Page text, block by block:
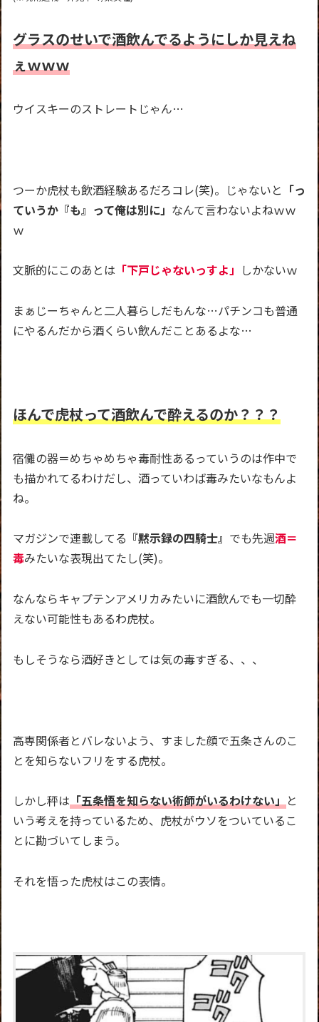
グラスのせいで酒飲んでるようにしか見えね
ぇｗｗｗ
ウイスキーのストレートじゃん…
つーか虎杖も飲酒経験あるだろコレ(笑)。じゃないと 「っ
ていうか『も』って俺は別に」 なんて言わないよねｗｗ
ｗ
文脈的にこのあとは 「下戸じゃないっすよ」 しかないｗ
まぁじーちゃんと二人暮らしだもんな…パチンコも普通
にやるんだから酒くらい飲んだことあるよな…
ほんで虎杖って酒飲んで酔えるのか？？？
宿儺の器＝めちゃめちゃ毒耐性あるっていうのは作中で
も描かれてるわけだし、酒っていわば毒みたいなもんよ
ね。
マガジンで連載してる 『黙示録の四騎士』 でも先週酒＝
毒みたいな表現出てたし(笑)。
なんならキャプテンアメリカみたいに酒飲んでも一切酔
えない可能性もあるわ虎杖。
もしそうなら酒好きとしては気の毒すぎる、、、
高専関係者とバレないよう、すました顔で五条さんのこ
とを知らないフリをする虎杖。
しかし秤は「五条悟を知らない術師がいるわけない」と
いう考えを持っているため、虎杖がウソをついているこ
とに勘づいてしまう。
それを悟った虎杖はこの表情。